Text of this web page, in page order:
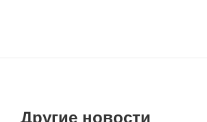
Другие новости